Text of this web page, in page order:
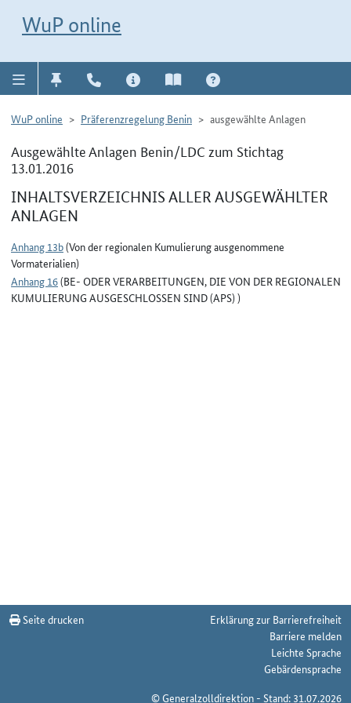
WuP online
WuP online Präferenzregelung Benin ausgewählte Anlagen
Ausgewählte Anlagen Benin/LDC zum Stichtag
13.01.2016
INHALTSVERZEICHNIS ALLER AUSGEWÄHLTER
ANLAGEN
Anhang 13b(Von der regionalen Kumulierung ausgenommene
Vormaterialien)
Anhang 16(BE- ODER VERARBEITUNGEN, DIE VON DER REGIONALEN
KUMULIERUNG AUSGESCHLOSSEN SIND (APS) )
Seite drucken
Erklärung zur Barrierefreiheit
Barriere melden
Leichte Sprache
Gebärdensprache
© Generalzolldirektion - Stand: 31.07.2026